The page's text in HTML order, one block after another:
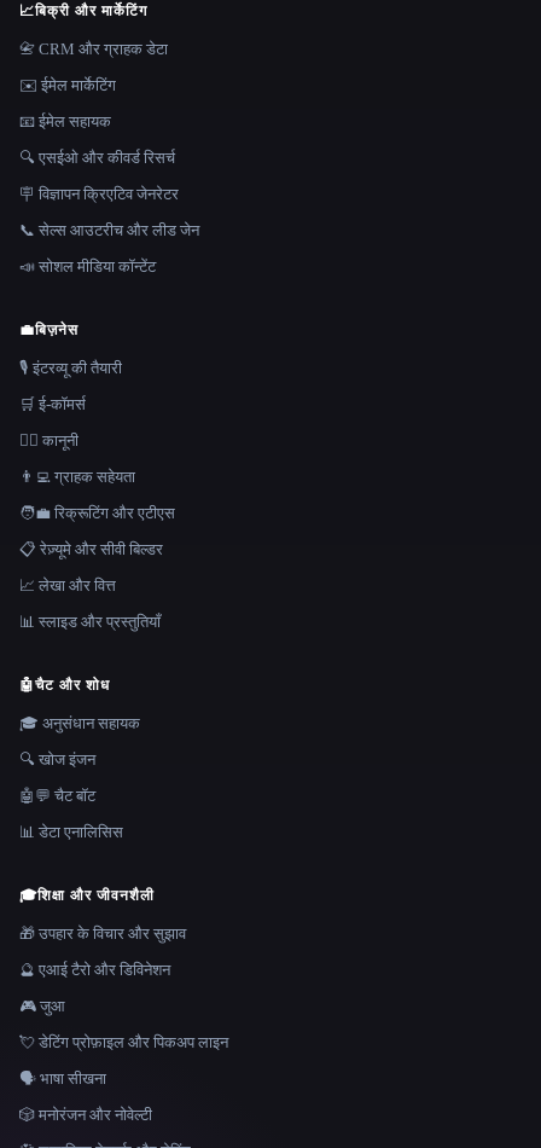
📈बिक्री और मार्केटिंग
📇 CRM और ग्राहक डेटा
✉️ ईमेल मार्केटिंग
📧 ईमेल सहायक
🔍 एसईओ और कीवर्ड रिसर्च
🪧 विज्ञापन क्रिएटिव जेनरेटर
📞 सेल्स आउटरीच और लीड जेन
📣 सोशल मीडिया कॉन्टेंट
💼बिज़नेस
🎙️ इंटरव्यू की तैयारी
🛒 ई-कॉमर्स
👩‍⚖️ कानूनी
👨‍💻 ग्राहक सहेयता
🧑‍💼 रिक्रूटिंग और एटीएस
📋 रेज़्यूमे और सीवी बिल्डर
📈 लेखा और वित्त
📊 स्लाइड और प्रस्तुतियाँ
🤖चैट और शोध
🎓 अनुसंधान सहायक
🔍 खोज इंजन
🤖💬 चैट बॉट
📊 डेटा एनालिसिस
🎓शिक्षा और जीवनशैली
🎁 उपहार के विचार और सुझाव
🔮 एआई टैरो और डिविनेशन
🎮 जुआ
💘 डेटिंग प्रोफ़ाइल और पिकअप लाइन
🗣️ भाषा सीखना
🎲 मनोरंजन और नोवेल्टी